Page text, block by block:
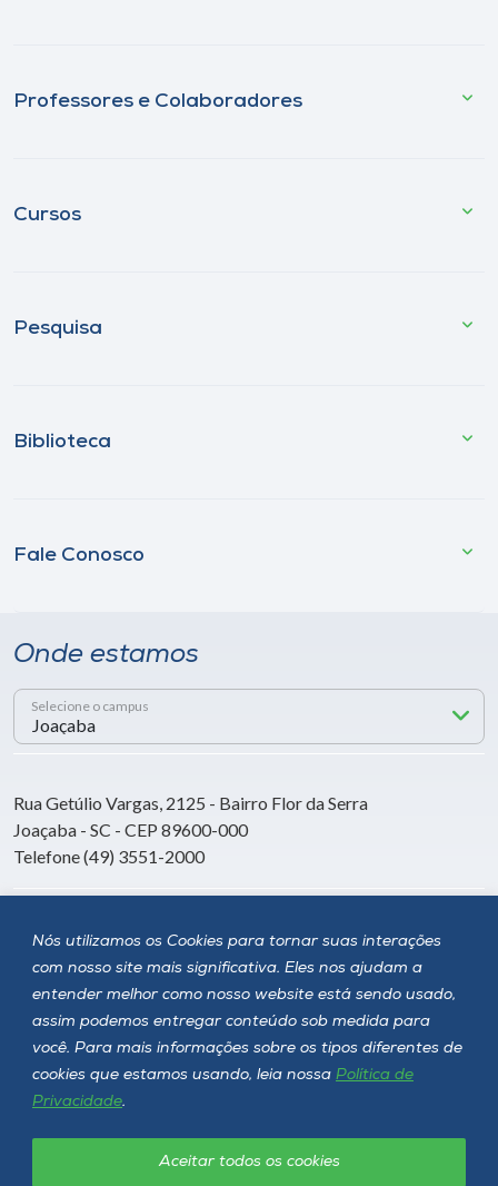
Nós utilizamos os Cookies para tornar suas interações
com nosso site mais significativa. Eles nos ajudam a
entender melhor como nosso website está sendo usado,
assim podemos entregar conteúdo sob medida para
você. Para mais informações sobre os tipos diferentes de
cookies que estamos usando, leia nossa Política de
Privacidade.
Aceitar todos os cookies
Professores e Colaboradores
Cursos
Pesquisa
Biblioteca
Fale Conosco
Onde estamos
Selecione o campus
Rua Getúlio Vargas, 2125 - Bairro Flor da Serra
Joaçaba - SC - CEP 89600-000
Telefone (49) 3551-2000
Siga a Unoesc